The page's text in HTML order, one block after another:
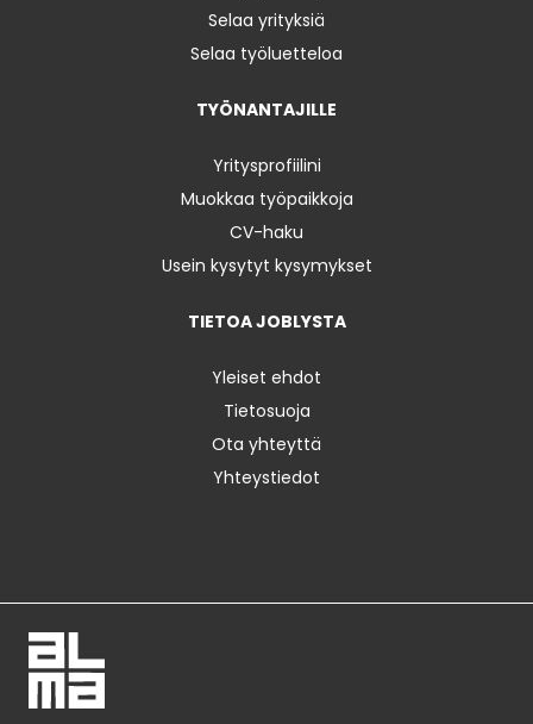
Selaa yrityksiä
Selaa työluetteloa
TYÖNANTAJILLE
Yritysprofiilini
Muokkaa työpaikkoja
CV-haku
Usein kysytyt kysymykset
TIETOA JOBLYSTA
Yleiset ehdot
Tietosuoja
Ota yhteyttä
Yhteystiedot